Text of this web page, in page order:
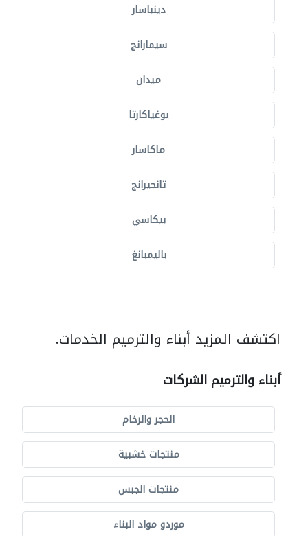
دينباسار
سيمارانج
ميدان
يوغياكارتا
ماكاسار
تانجيرانج
بيكاسي
باليمبانغ
اكتشف المزيد أبناء والترميم الخدمات.
أبناء والترميم الشركات
الحجر والرخام
منتجات خشبية
منتجات الجبس
موردو مواد البناء